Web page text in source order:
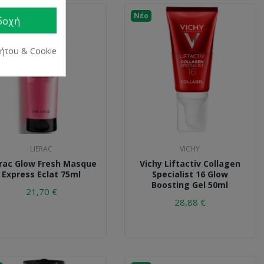
LIERAC
Glow Fresh Masque
Express Eclat 75ml
21,70 €
Νέο
VICHY
Vichy Liftactiv Collagen
Specialist 16 Glow
Boosting Gel 50ml
28,88 €
& Cookie